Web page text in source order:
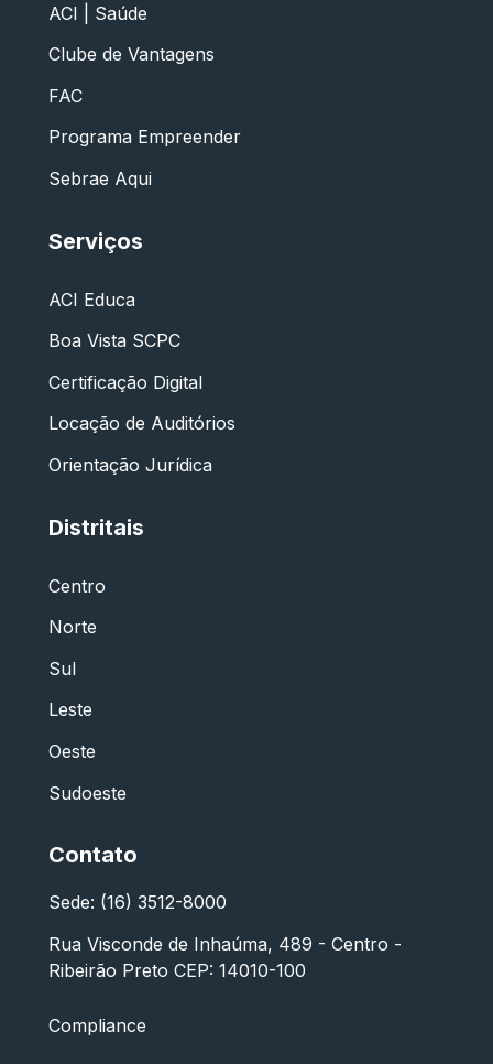
ACI | Saúde
Clube de Vantagens
FAC
Programa Empreender
Sebrae Aqui
Serviços
ACI Educa
Boa Vista SCPC
Certificação Digital
Locação de Auditórios
Orientação Jurídica
Distritais
Centro
Norte
Sul
Leste
Oeste
Sudoeste
Contato
Sede: (16) 3512-8000
Rua Visconde de Inhaúma, 489 - Centro -
Ribeirão Preto CEP: 14010-100
Compliance